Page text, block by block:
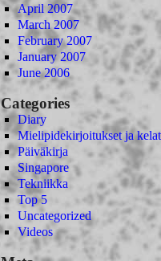
April 2007
March 2007
February 2007
January 2007
June 2006
Categories
Diary
Mielipidekirjoitukset ja kelat
Päiväkirja
Singapore
Tekniikka
Top 5
Uncategorized
Videos